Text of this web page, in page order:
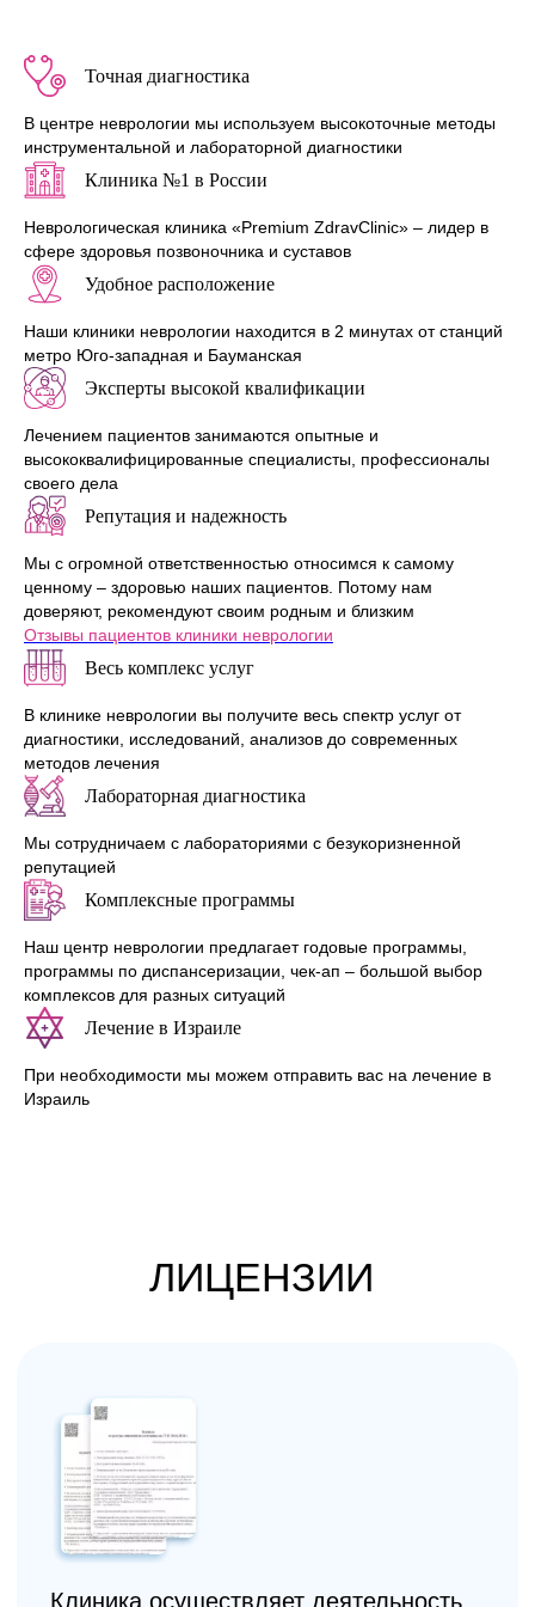
Точная диагностика
В центре неврологии мы используем высокоточные методы
инструментальной и лабораторной диагностики
Клиника №1 в России
Неврологическая клиника «Premium ZdravClinic» – лидер в
сфере здоровья позвоночника и суставов
Удобное расположение
Наши клиники неврологии находится в 2 минутах от станций
метро Юго-западная и Бауманская
Эксперты высокой квалификации
Лечением пациентов занимаются опытные и
высококвалифицированные специалисты, профессионалы
своего дела
Репутация и надежность
Мы с огромной ответственностью относимся к самому
ценному – здоровью наших пациентов. Потому нам
доверяют, рекомендуют своим родным и близким
Отзывы пациентов клиники неврологии
Весь комплекс услуг
В клинике неврологии вы получите весь спектр услуг от
диагностики, исследований, анализов до современных
методов лечения
Лабораторная диагностика
Мы сотрудничаем с лабораториями с безукоризненной
репутацией
Комплексные программы
Наш центр неврологии предлагает годовые программы,
программы по диспансеризации, чек-ап – большой выбор
комплексов для разных ситуаций
Лечение в Израиле
При необходимости мы можем отправить вас на лечение в
Израиль
Л041-01137-77/01173714
Посмотреть лицензии
КАК К НАМ ДОБРАТЬСЯ
Клиника у м. «Юго-Западная»
Клиника у м. «Бауманская»